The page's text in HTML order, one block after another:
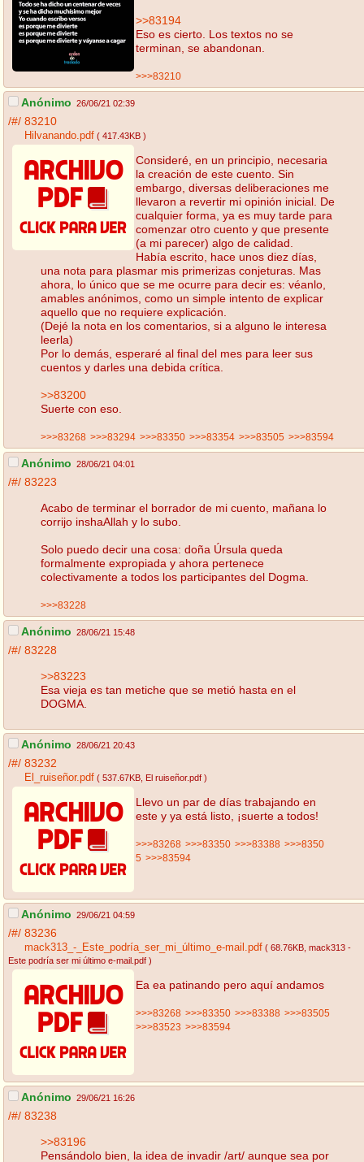
>>83194
Eso es cierto. Los textos no se
terminan, se abandonan.
>>>83210
Anónimo 26/06/21 02:39
/#/ 83210
Hilvanando.pdf ( 417.43KB )
Consideré, en un principio, necesaria
la creación de este cuento. Sin
embargo, diversas deliberaciones me
llevaron a revertir mi opinión inicial. De
cualquier forma, ya es muy tarde para
comenzar otro cuento y que presente
(a mi parecer) algo de calidad.
Había escrito, hace unos diez días,
una nota para plasmar mis primerizas conjeturas. Mas
ahora, lo único que se me ocurre para decir es: véanlo,
amables anónimos, como un simple intento de explicar
aquello que no requiere explicación.
(Dejé la nota en los comentarios, si a alguno le interesa
leerla)
Por lo demás, esperaré al final del mes para leer sus
cuentos y darles una debida crítica.
>>83200
Suerte con eso.
>>>83268 >>>83294 >>>83350 >>>83354 >>>83505 >>>83594
Anónimo 28/06/21 04:01
/#/ 83223
Acabo de terminar el borrador de mi cuento, mañana lo
corrijo inshaAllah y lo subo.
Solo puedo decir una cosa: doña Úrsula queda
formalmente expropiada y ahora pertenece
colectivamente a todos los participantes del Dogma.
>>>83228
Anónimo 28/06/21 15:48
/#/ 83228
>>83223
Esa vieja es tan metiche que se metió hasta en el
DOGMA.
Anónimo 28/06/21 20:43
/#/ 83232
El_ruiseñor.pdf ( 537.67KB , El ruiseñor.pdf )
Llevo un par de días trabajando en
este y ya está listo, ¡suerte a todos!
>>>83268 >>>83350 >>>83388 >>>8350
5 >>>83594
Anónimo 29/06/21 04:59
/#/ 83236
mack313_-_Este_podría_ser_mi_último_e-mail.pdf ( 68.76KB , mack313 -
Este podría ser mi último e-mail.pdf )
Ea ea patinando pero aquí andamos
>>>83268 >>>83350 >>>83388 >>>83505
>>>83523 >>>83594
Anónimo 29/06/21 16:26
/#/ 83238
>>83196
Pensándolo bien, la idea de invadir /art/ aunque sea por